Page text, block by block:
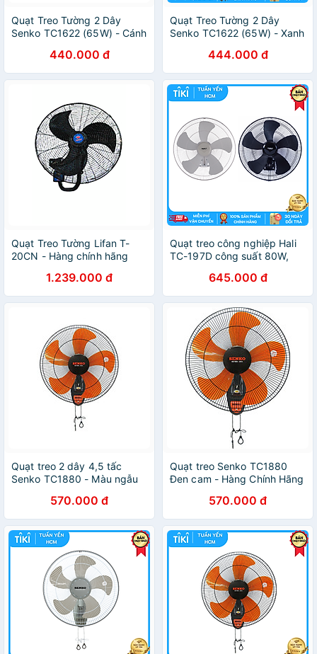
Quạt Treo Tường 2 Dây
Senko TC1622 (65W) - Cánh
440.000 đ
Quạt Treo Tường 2 Dây
Senko TC1622 (65W) - Xanh
444.000 đ
Quạt Treo Tường Lifan T-
20CN - Hàng chính hãng
1.239.000 đ
Quạt treo công nghiệp Hali
TC-197D công suất 80W,
gió, động cơ êm ái - Hàng
chính hãng
645.000 đ
Quạt treo 2 dây 4,5 tấc
Senko TC1880 - Màu ngẫu
570.000 đ
Quạt treo Senko TC1880
Đen cam - Hàng Chính Hãng
570.000 đ